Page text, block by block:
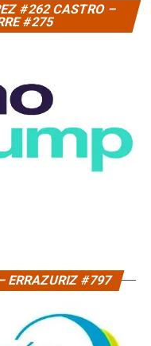
#262 CASTRO –
#275
ERRAZURIZ #797